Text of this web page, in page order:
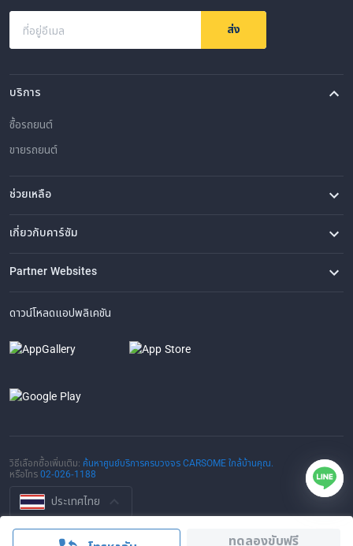
ทดลองขับฟรี
ที่อยู่อีเมล ส่ง
บริการ
ซื้อรถยนต์
ขายรถยนต์
ช่วยเหลือ
คำถามที่พบบ่อย
ติดต่อเรา
ที่ตั้งของเรา
เกี่ยวกับคาร์ซัม
เรื่องราวของเรา
ซื้อรถจาก CARSOME
บทความ
การแจ้งเบาะแส
ร่วมงานกับเรา
Partner Websites
AutoFun
One2Car
AutoSpinn
CarTimes
ดาวน์โหลดแอปพลิเคชัน
วิธีเลือกซื้อเพิ่มเติม: ค้นหาศูนย์บริการครบวงจร CARSOME ใกล้บ้านคุณ.
หรือโทร02-026-1188
ประเทศไทย
© 2016-2025 CARSOME (THAILAND) CO., LTD.(105559096112) สงวน